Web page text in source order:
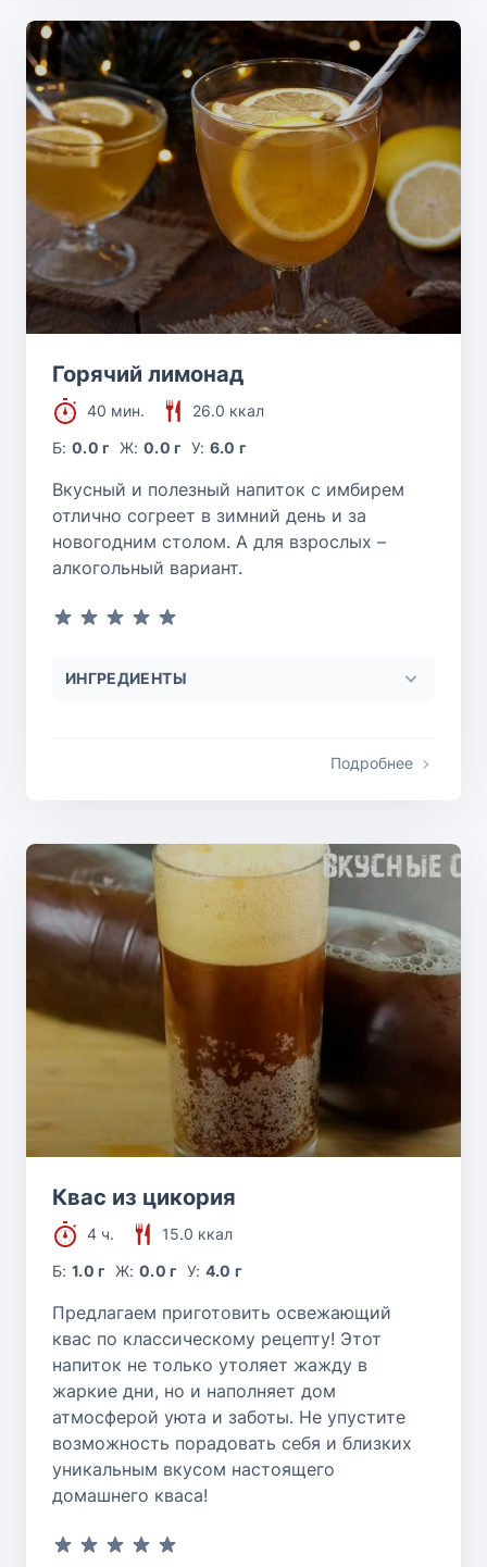
Горячий лимонад
40 мин.
26.0 ккал
Б:0.0 г Ж: 0.0 г У: 6.0 г
Вкусный и полезный напиток с имбирем
отлично согреет в зимний день и за
новогодним столом. А для взрослых –
алкогольный вариант.
ИНГРЕДИЕНТЫ
Подробнее
Квас из цикория
4 ч.
15.0 ккал
Б:1.0 г Ж: 0.0 г У: 4.0 г
Предлагаем приготовить освежающий
квас по классическому рецепту! Этот
напиток не только утоляет жажду в
жаркие дни, но и наполняет дом
атмосферой уюта и заботы. Не упустите
возможность порадовать себя и близких
уникальным вкусом настоящего
домашнего кваса!